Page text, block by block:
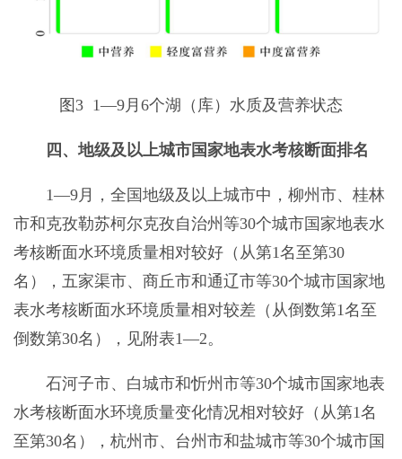
图3 1—9月6个湖（库）水质及营养状态
四、地级及以上城市国家地表水考核断面排名
1—9月，全国地级及以上城市中，柳州市、桂林
市和克孜勒苏柯尔克孜自治州等30个城市国家地表水
考核断面水环境质量相对较好（从第1名至第30
名），五家渠市、商丘市和通辽市等30个城市国家地
表水考核断面水环境质量相对较差（从倒数第1名至
倒数第30名），见附表1—2。
石河子市、白城市和忻州市等30个城市国家地表
水考核断面水环境质量变化情况相对较好（从第1名
至第30名），杭州市、台州市和盐城市等30个城市国